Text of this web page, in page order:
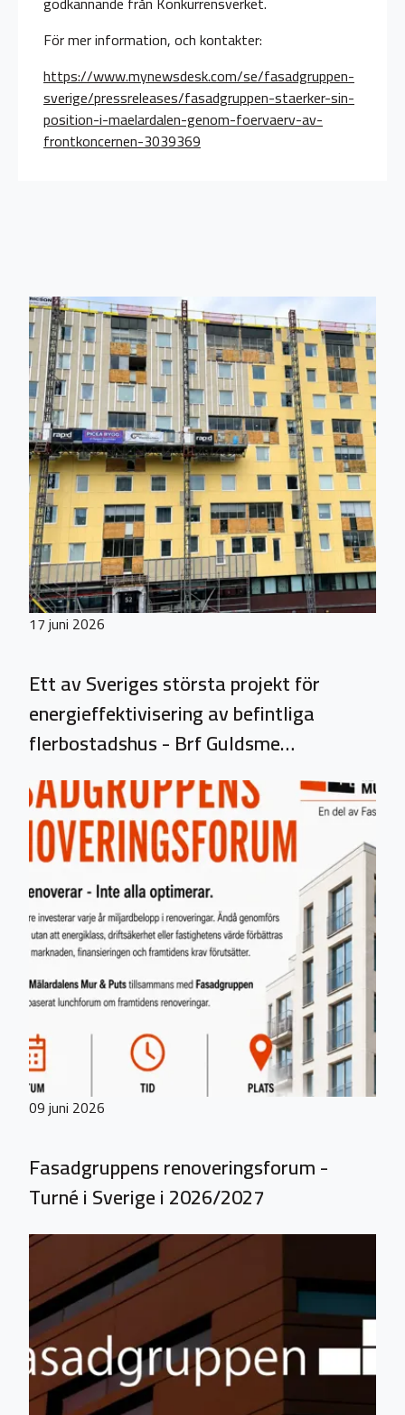
För mer information, och kontakter:
https://www.mynewsdesk.com/se/fasadgruppen-
sverige/pressreleases/fasadgruppen-staerker-sin-
position-i-maelardalen-genom-foervaerv-av-
frontkoncernen-3039369
17 juni 2026
Ett av Sveriges största projekt för
energieffektivisering av befintliga
flerbostadshus - Brf Guldsme…
09 juni 2026
Fasadgruppens renoveringsforum -
Turné i Sverige i 2026/2027